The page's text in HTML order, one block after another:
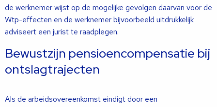
de werknemer wijst op de mogelijke gevolgen daarvan voor de
Wtp-effecten en de werknemer bijvoorbeeld uitdrukkelijk
adviseert een jurist te raadplegen.
Bewustzijn pensioencompensatie bij
ontslagtrajecten
Als de arbeidsovereenkomst eindigt door een